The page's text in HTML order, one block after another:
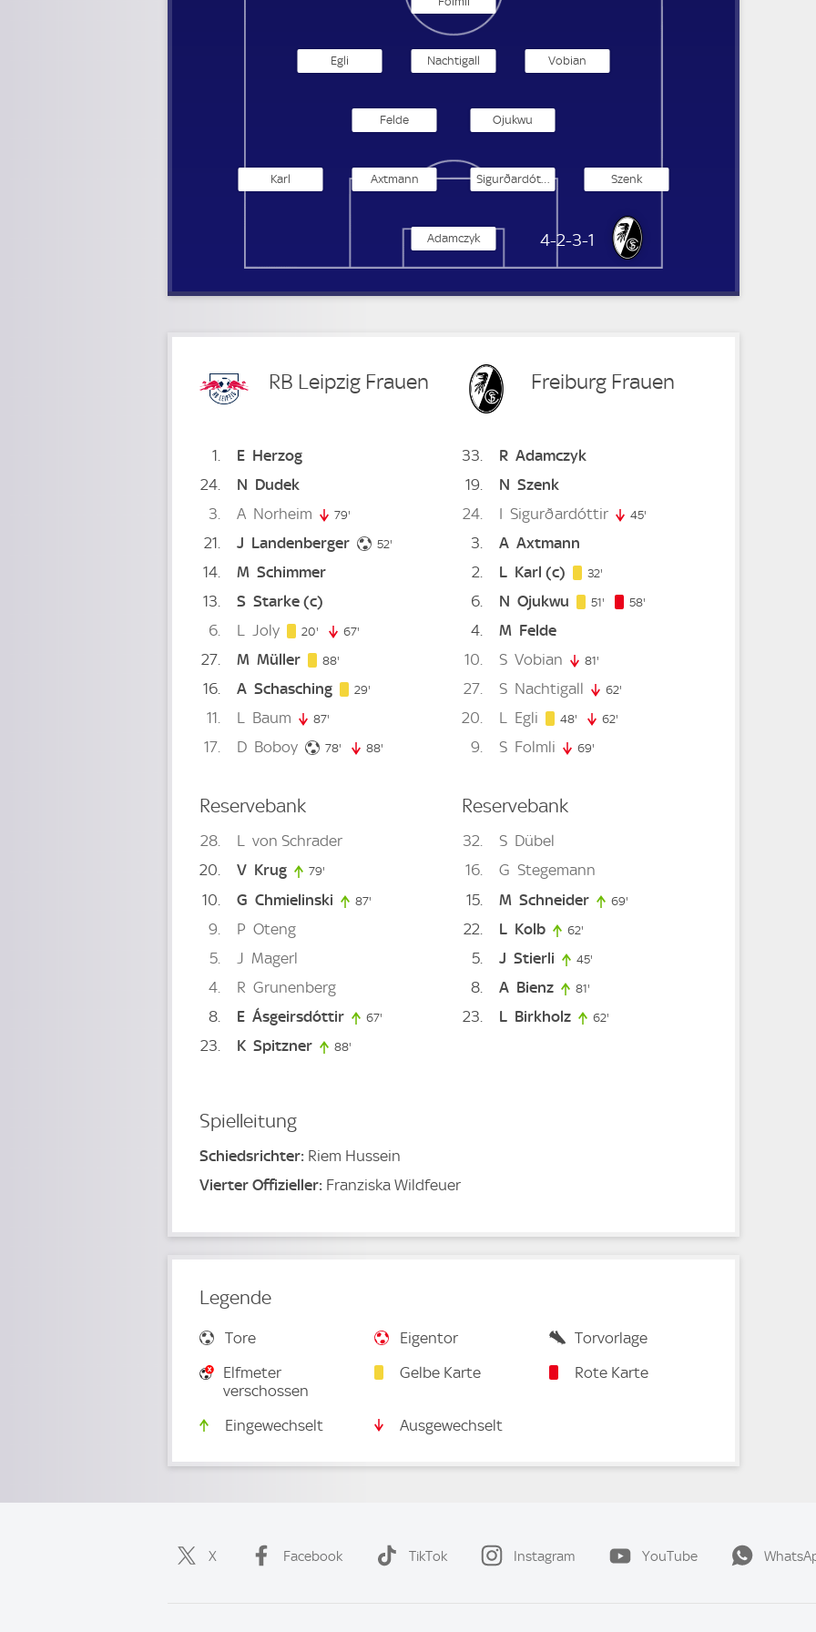
SC Freiburg Frauen
4-2-3-1
Adamczyk
Szenk
Sigurðardóttir
Axtmann
Karl
Ojukwu
Felde
Vobian
Nachtigall
Egli
RB Leipzig Frauen
1 E Herzog
24
N Dudek
3
A Norheim 79'
21 J Landenberger 52'
14 M Schimmer
13
S Starke(c)
6
L Joly 20' 20. minute
67'
27 M Müller 88'
16 A Schasching 29'
11 L Baum 87'
17 D Boboy 78' 78. minute
88'
Reservebank
28 L von Schrader
20
V Krug 79'
10 G Chmielinski 87'
9 P Oteng
5
J Magerl
4
R Grunenberg
8
E Ásgeirsdóttir 67'
23 K Spitzner 88'
Freiburg Frauen
33 R Adamczyk
19
N Szenk
24
I Sigurðardóttir 45'
3 A Axtmann
2
L Karl (c) 32'
6 N Ojukwu 51' 51. minute
58'
4 M Felde
10
S Vobian 81'
27 S Nachtigall 62'
20 L Egli 48' 48. minute
62'
9 S Folmli 69'
Reservebank
32 S Dübel
16
G Stegemann
15
M Schneider 69'
22 L Kolb 62'
5 J Stierli 45'
8 A Bienz 81'
23 L Birkholz 62'
Spielleitung
Schiedsrichter: Riem Hussein
Vierter Offizieller: Franziska Wildfeuer
Legende
Tore Eigentor
Torvorlage
Elfmeter
verschossen
Gelbe Karte Rote Karte
Eingewechselt Ausgewechselt
X Facebook TikTok Instagram YouTube